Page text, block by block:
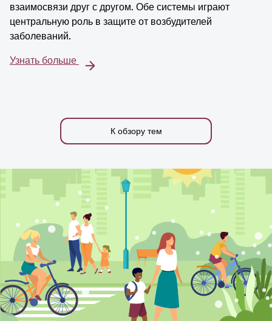
взаимосвязи друг с другом. Обе системы играют
центральную роль в защите от возбудителей
заболеваний.
Узнать больше
К обзору тем